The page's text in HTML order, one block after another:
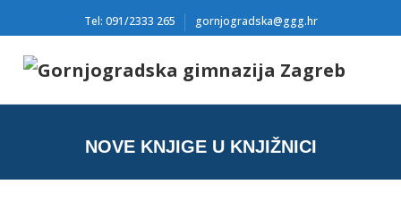
Tel: 091/2333 265 gornjogradska@ggg.hr
NOVE KNJIGE U KNJIŽNICI